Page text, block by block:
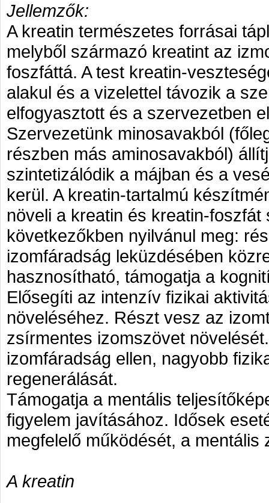
Jellemzők:
A kreatin természetes forrásai
melyből származó kreatint az
foszfáttá. A test kreatin-
alakul és a vizelettel távozik a
elfogyasztott és a szervezetben
Szervezetünk minosavakból
részben más aminosavakból)
szintetizálódik a májban és a
kerül. A kreatin-tartalmú
növeli a kreatin és kreatin-
következőkben nyilvánul meg:
izomfáradság leküzdésében
hasznosítható, támogatja a
Elősegíti az intenzív fizikai
növeléséhez. Részt vesz az
zsírmentes izomszövet
izomfáradság ellen, nagyobb
regenerálását.
Támogatja a mentális
figyelem javításához. Idősek
megfelelő működését, a
A kreatin